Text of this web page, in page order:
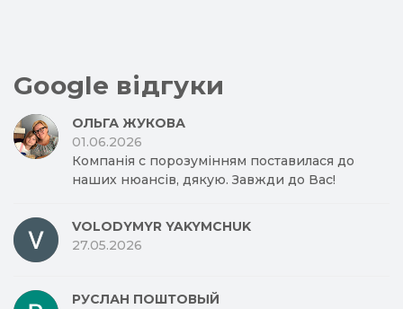
Google відгуки
ОЛЬГА ЖУКОВА
01.06.2026
Компанія с порозумінням поставилася до
наших нюансів, дякую. Завжди до Вас!
VOLODYMYR YAKYMCHUK
27.05.2026
РУСЛАН ПОШТОВЫЙ